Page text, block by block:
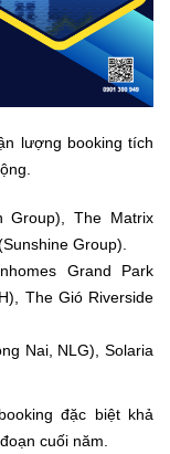
lượng booking tích
Group), The Matrix
Group).
Grand Park
The Gió Riverside
Nai, NLG), Solaria
đặc biệt khả
cuối năm.